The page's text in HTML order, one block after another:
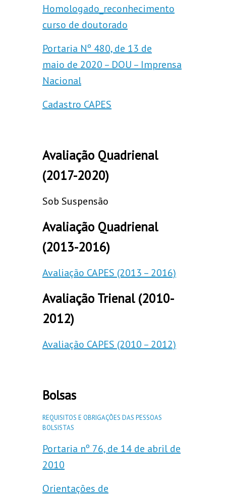
Homologado_reconhecimento
curso de doutorado
Portaria Nº 480, de 13 de
maio de 2020 – DOU – Imprensa
Nacional
Cadastro CAPES
Avaliação Quadrienal
(2017-2020)
Sob Suspensão
Avaliação Quadrienal
(2013-2016)
Avaliação CAPES (2013 – 2016)
Avaliação Trienal (2010-
2012)
Avaliação CAPES (2010 – 2012)
Bolsas
REQUISITOS E OBRIGAÇÕES DAS PESSOAS
BOLSISTAS
Portaria nº 76, de 14 de abril de
2010
Orientações de